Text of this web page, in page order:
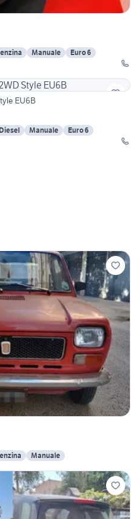
Manuale
Euro 6
EU6B
Diesel Manuale
Euro 6
Manuale